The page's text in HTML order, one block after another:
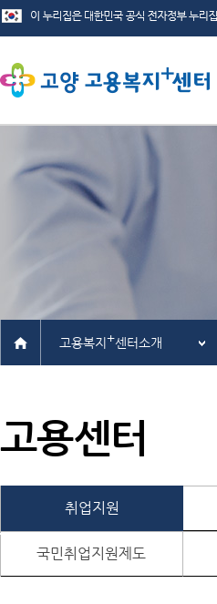
고용복지 +센터소개
고용센터
취업지원
국민취업지원제도